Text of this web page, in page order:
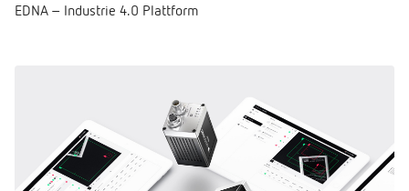
EDNA – Industrie 4.0 Plattform